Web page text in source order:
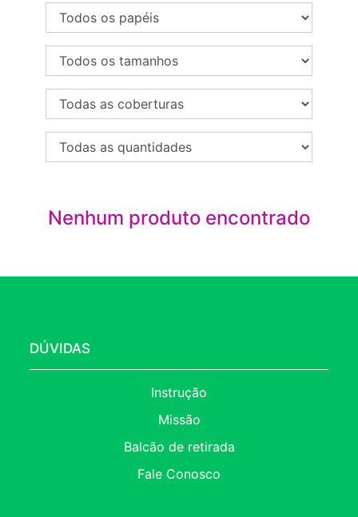
Nenhum produto encontrado
DÚVIDAS
Instrução
Missão
Balcão de retirada
Fale Conosco